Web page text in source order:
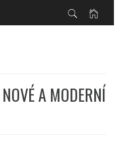
A MODERNÍ